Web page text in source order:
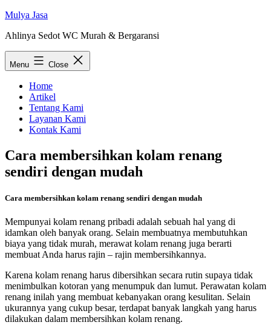
Skip
content
Mulya Jasa
Ahlinya Sedot WC Murah & Bergaransi
Menu Close
Home
Artikel
Tentang Kami
Layanan Kami
Kontak Kami
Cara membersihkan kolam renang
sendiri dengan mudah
Cara membersihkan kolam renang sendiri dengan mudah
Mempunyai kolam renang pribadi adalah sebuah hal yang di
idamkan oleh banyak orang. Selain membuatnya membutuhkan
biaya yang tidak murah, merawat kolam renang juga berarti
membuat Anda harus rajin – rajin membersihkannya.
Karena kolam renang harus dibersihkan secara rutin supaya tidak
menimbulkan kotoran yang menumpuk dan lumut. Perawatan kolam
renang inilah yang membuat kebanyakan orang kesulitan. Selain
ukurannya yang cukup besar, terdapat banyak langkah yang harus
dilakukan dalam membersihkan kolam renang.